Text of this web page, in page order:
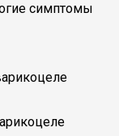
симптомы